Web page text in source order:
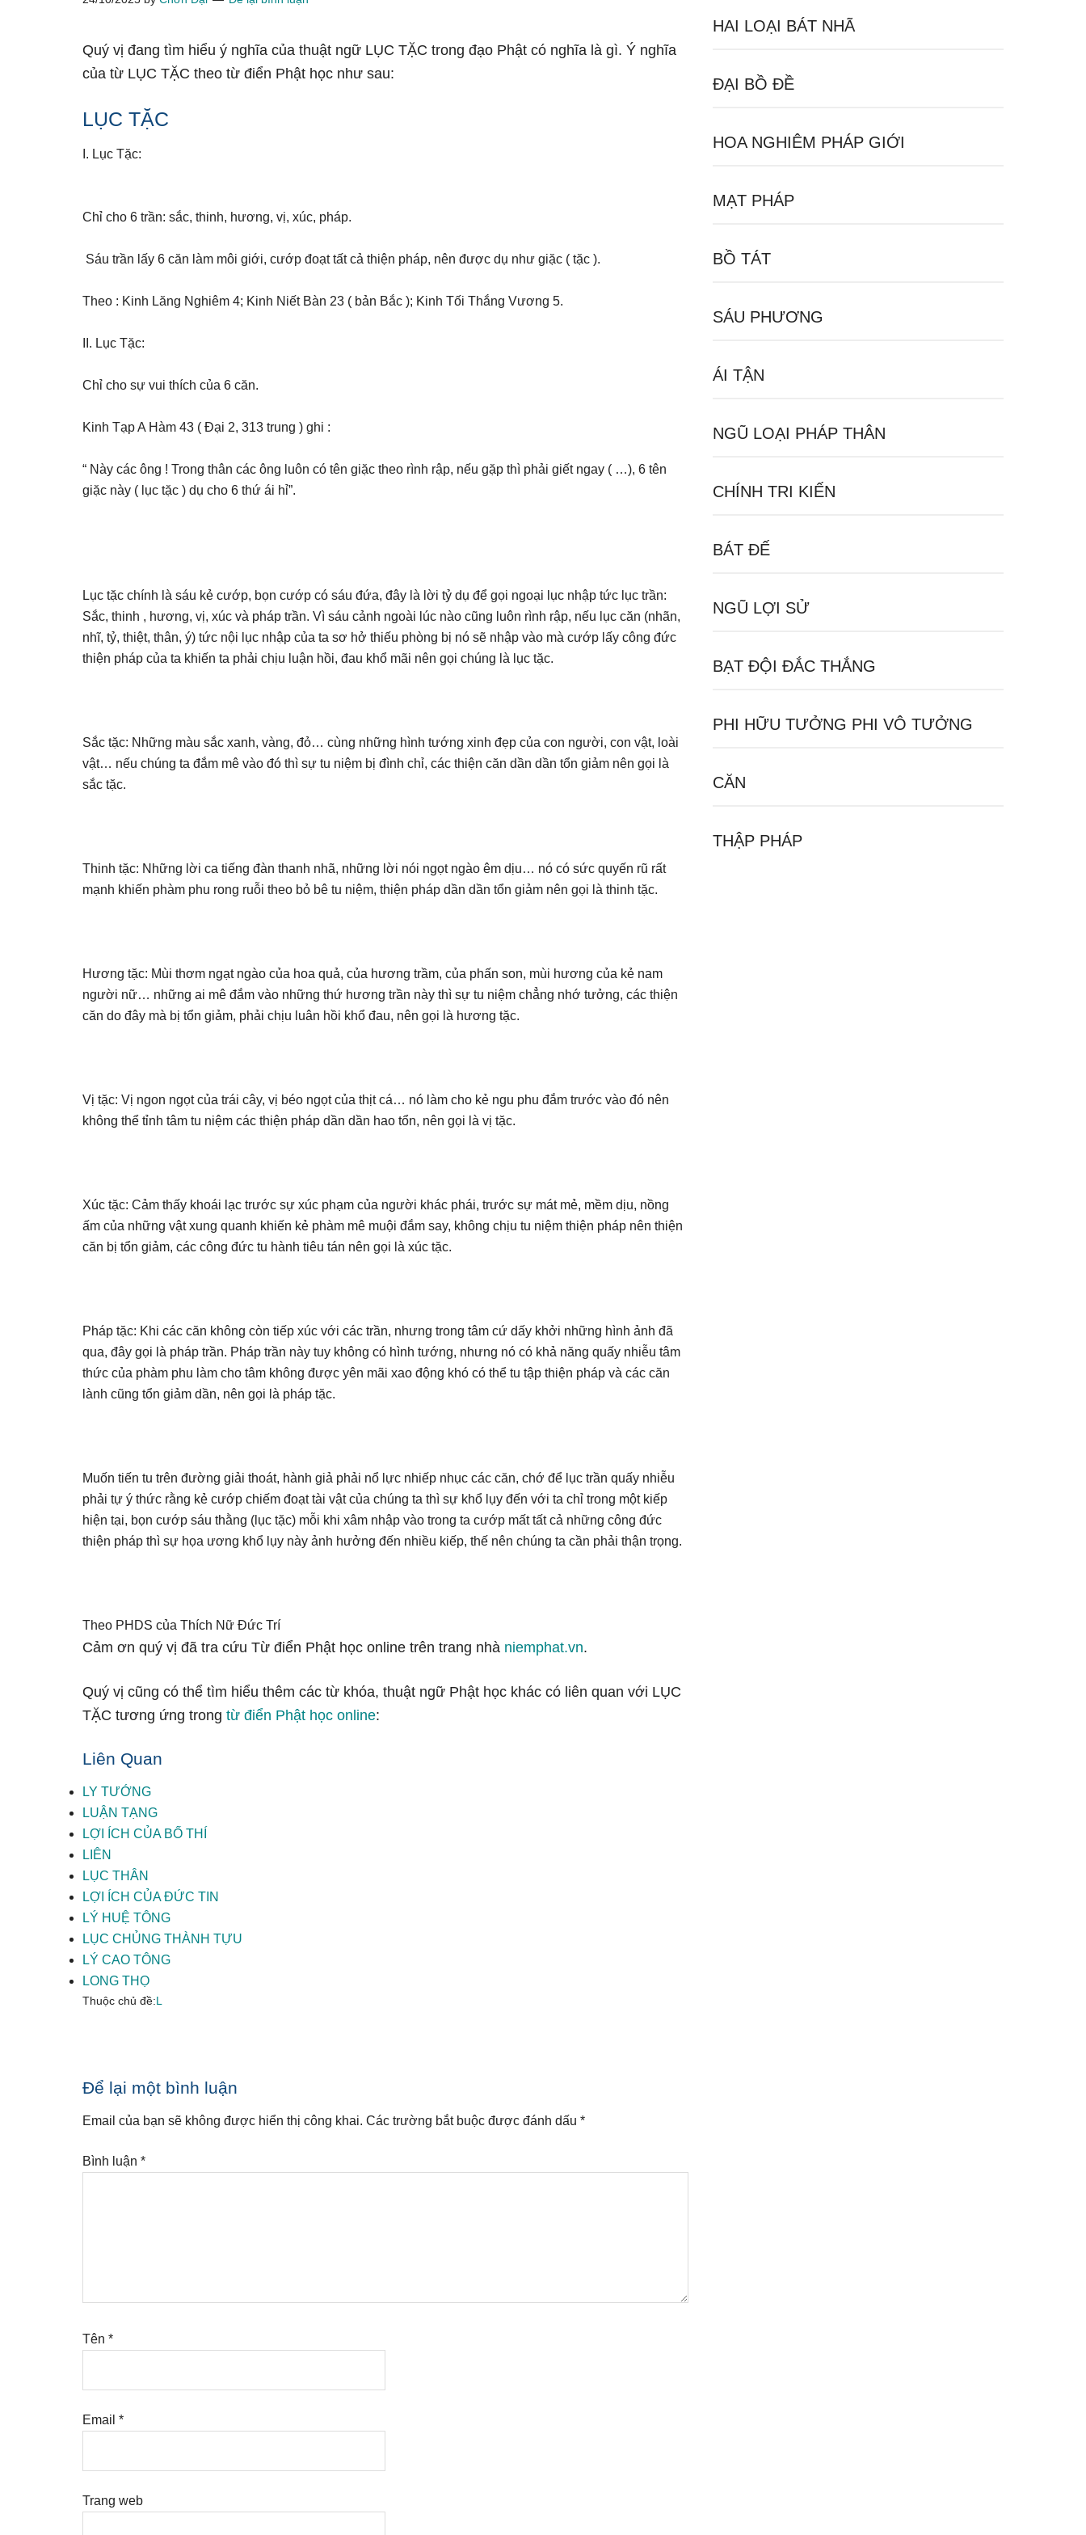
Quý vị đang tìm hiểu ý nghĩa của thuật ngữ LỤC TẶC trong đạo Phật có nghĩa là gì. Ý nghĩa
của từ LỤC TẶC theo từ điển Phật học như sau:
LỤC TẶC
I. Lục Tặc:
Chỉ cho 6 trần: sắc, thinh, hương, vị, xúc, pháp.
Sáu trần lấy 6 căn làm môi giới, cướp đoạt tất cả thiện pháp, nên được dụ như giặc ( tặc ).
Theo : Kinh Lăng Nghiêm 4; Kinh Niết Bàn 23 ( bản Bắc ); Kinh Tối Thắng Vương 5.
II. Lục Tặc:
Chỉ cho sự vui thích của 6 căn.
Kinh Tạp A Hàm 43 ( Đại 2, 313 trung ) ghi :
“ Này các ông ! Trong thân các ông luôn có tên giặc theo rình rập, nếu gặp thì phải giết ngay ( …), 6 tên
giặc này ( lục tặc ) dụ cho 6 thứ ái hỉ”.
Lục tặc chính là sáu kẻ cướp, bọn cướp có sáu đứa, đây là lời tỷ dụ để gọi ngoại lục nhập tức lục trần:
Sắc, thinh , hương, vị, xúc và pháp trần. Vì sáu cảnh ngoài lúc nào cũng luôn rình rập, nếu lục căn (nhãn,
nhĩ, tỷ, thiệt, thân, ý) tức nội lục nhập của ta sơ hở thiếu phòng bị nó sẽ nhập vào mà cướp lấy công đức
thiện pháp của ta khiến ta phải chịu luận hồi, đau khổ mãi nên gọi chúng là lục tặc.
Sắc tặc: Những màu sắc xanh, vàng, đỏ… cùng những hình tướng xinh đẹp của con người, con vật, loài
vật… nếu chúng ta đắm mê vào đó thì sự tu niệm bị đình chỉ, các thiện căn dần dần tổn giảm nên gọi là
sắc tặc.
Thinh tặc: Những lời ca tiếng đàn thanh nhã, những lời nói ngọt ngào êm dịu… nó có sức quyến rũ rất
mạnh khiến phàm phu rong ruỗi theo bỏ bê tu niệm, thiện pháp dần dần tổn giảm nên gọi là thinh tặc.
Hương tặc: Mùi thơm ngạt ngào của hoa quả, của hương trầm, của phấn son, mùi hương của kẻ nam
người nữ… những ai mê đắm vào những thứ hương trần này thì sự tu niệm chẳng nhớ tưởng, các thiện
căn do đây mà bị tổn giảm, phải chịu luân hồi khổ đau, nên gọi là hương tặc.
Vị tặc: Vị ngon ngọt của trái cây, vị béo ngọt của thịt cá… nó làm cho kẻ ngu phu đắm trước vào đó nên
không thể tỉnh tâm tu niệm các thiện pháp dần dần hao tổn, nên gọi là vị tặc.
Xúc tặc: Cảm thấy khoái lạc trước sự xúc phạm của người khác phái, trước sự mát mẻ, mềm dịu, nồng
ấm của những vật xung quanh khiến kẻ phàm mê muội đắm say, không chịu tu niệm thiện pháp nên thiện
căn bị tổn giảm, các công đức tu hành tiêu tán nên gọi là xúc tặc.
Pháp tặc: Khi các căn không còn tiếp xúc với các trần, nhưng trong tâm cứ dấy khởi những hình ảnh đã
qua, đây gọi là pháp trần. Pháp trần này tuy không có hình tướng, nhưng nó có khả năng quấy nhiễu tâm
thức của phàm phu làm cho tâm không được yên mãi xao động khó có thể tu tập thiện pháp và các căn
lành cũng tổn giảm dần, nên gọi là pháp tặc.
Muốn tiến tu trên đường giải thoát, hành giả phải nổ lực nhiếp nhục các căn, chớ để lục trần quấy nhiễu
phải tự ý thức rằng kẻ cướp chiếm đoạt tài vật của chúng ta thì sự khổ lụy đến với ta chỉ trong một kiếp
hiện tại, bọn cướp sáu thằng (lục tặc) mỗi khi xâm nhập vào trong ta cướp mất tất cả những công đức
thiện pháp thì sự họa ương khổ lụy này ảnh hưởng đến nhiều kiếp, thế nên chúng ta cần phải thận trọng.
Theo PHDS của Thích Nữ Đức Trí
Cảm ơn quý vị đã tra cứu Từ điển Phật học online trên trang nhà niemphat.vn.
Quý vị cũng có thể tìm hiểu thêm các từ khóa, thuật ngữ Phật học khác có liên quan với LỤC
TẶC tương ứng trong từ điển Phật học online:
Liên Quan
LY TƯỚNG
LUẬN TẠNG
LỢI ÍCH CỦA BỐ THÍ
LIÊN
LỤC THÂN
LỢI ÍCH CỦA ĐỨC TIN
LÝ HUỆ TÔNG
LỤC CHỦNG THÀNH TỰU
LÝ CAO TÔNG
LONG THỌ
Thuộc chủ đề:L
Reader
Interactions
Để lại một bình luận
Email của bạn sẽ không được hiển thị công khai. Các trường bắt buộc được đánh dấu *
Bình luận *
Tên *
Email *
Trang web
HAI LOẠI BÁT NHÃ
ĐẠI BỒ ĐỀ
HOA NGHIÊM PHÁP GIỚI
MẠT PHÁP
BỒ TÁT
SÁU PHƯƠNG
ÁI TẬN
NGŨ LOẠI PHÁP THÂN
CHÍNH TRI KIẾN
BÁT ĐẾ
NGŨ LỢI SỬ
BẠT ĐỘI ĐẮC THẮNG
PHI HỮU TƯỞNG PHI VÔ TƯỞNG
CĂN
THẬP PHÁP